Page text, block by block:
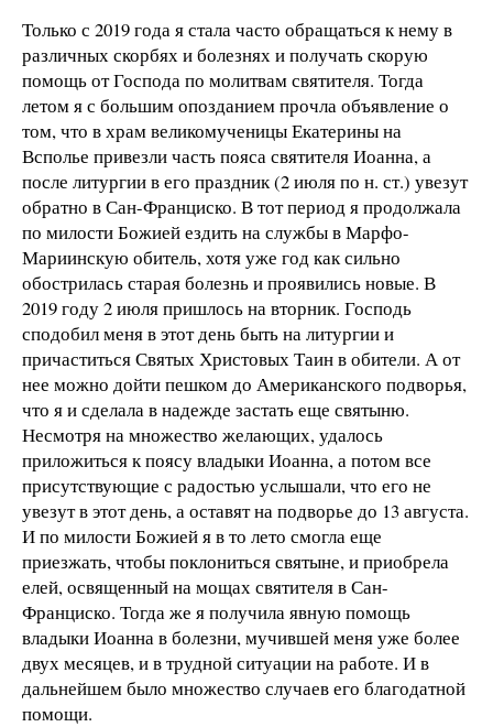
Только с 2019 года я стала часто обращаться к нему в
различных скорбях и болезнях и получать скорую
помощь от Господа по молитвам святителя. Тогда
летом я с большим опозданием прочла объявление о
том, что в храм великомученицы Екатерины на
Всполье привезли часть пояса святителя Иоанна, а
после литургии в его праздник (2 июля по н. ст.) увезут
обратно в Сан-Франциско. В тот период я продолжала
по милости Божией ездить на службы в Марфо-
Мариинскую обитель, хотя уже год как сильно
обострилась старая болезнь и проявились новые. В
2019 году 2 июля пришлось на вторник. Господь
сподобил меня в этот день быть на литургии и
причаститься Святых Христовых Таин в обители. А от
нее можно дойти пешком до Американского подворья,
что я и сделала в надежде застать еще святыню.
Несмотря на множество желающих, удалось
приложиться к поясу владыки Иоанна, а потом все
присутствующие с радостью услышали, что его не
увезут в этот день, а оставят на подворье до 13 августа.
И по милости Божией я в то лето смогла еще
приезжать, чтобы поклониться святыне, и приобрела
елей, освященный на мощах святителя в Сан-
Франциско. Тогда же я получила явную помощь
владыки Иоанна в болезни, мучившей меня уже более
двух месяцев, и в трудной ситуации на работе. И в
дальнейшем было множество случаев его благодатной
помощи.